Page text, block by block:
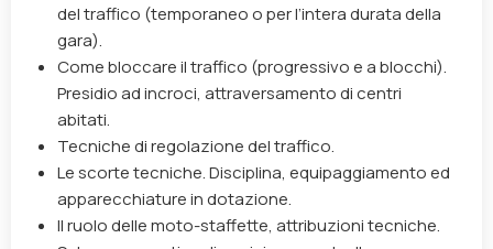
del traffico (temporaneo o per l’intera durata della
gara).
Come bloccare il traffico (progressivo e a blocchi).
Presidio ad incroci, attraversamento di centri
abitati.
Tecniche di regolazione del traffico.
Le scorte tecniche. Disciplina, equipaggiamento ed
apparecchiature in dotazione.
Il ruolo delle moto-staffette, attribuzioni tecniche.